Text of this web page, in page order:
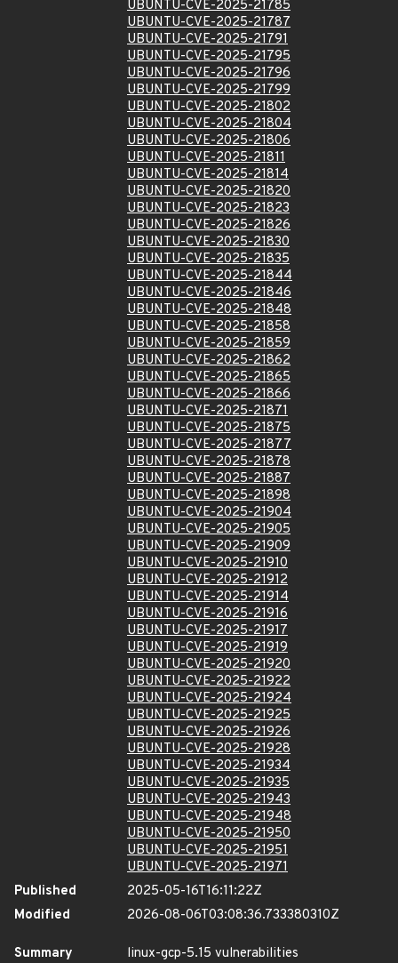
UBUNTU-CVE-2025-21785
UBUNTU-CVE-2025-21787
UBUNTU-CVE-2025-21791
UBUNTU-CVE-2025-21795
UBUNTU-CVE-2025-21796
UBUNTU-CVE-2025-21799
UBUNTU-CVE-2025-21802
UBUNTU-CVE-2025-21804
UBUNTU-CVE-2025-21806
UBUNTU-CVE-2025-21811
UBUNTU-CVE-2025-21814
UBUNTU-CVE-2025-21820
UBUNTU-CVE-2025-21823
UBUNTU-CVE-2025-21826
UBUNTU-CVE-2025-21830
UBUNTU-CVE-2025-21835
UBUNTU-CVE-2025-21844
UBUNTU-CVE-2025-21846
UBUNTU-CVE-2025-21848
UBUNTU-CVE-2025-21858
UBUNTU-CVE-2025-21859
UBUNTU-CVE-2025-21862
UBUNTU-CVE-2025-21865
UBUNTU-CVE-2025-21866
UBUNTU-CVE-2025-21871
UBUNTU-CVE-2025-21875
UBUNTU-CVE-2025-21877
UBUNTU-CVE-2025-21878
UBUNTU-CVE-2025-21887
UBUNTU-CVE-2025-21898
UBUNTU-CVE-2025-21904
UBUNTU-CVE-2025-21905
UBUNTU-CVE-2025-21909
UBUNTU-CVE-2025-21910
UBUNTU-CVE-2025-21912
UBUNTU-CVE-2025-21914
UBUNTU-CVE-2025-21916
UBUNTU-CVE-2025-21917
UBUNTU-CVE-2025-21919
UBUNTU-CVE-2025-21920
UBUNTU-CVE-2025-21922
UBUNTU-CVE-2025-21924
UBUNTU-CVE-2025-21925
UBUNTU-CVE-2025-21926
UBUNTU-CVE-2025-21928
UBUNTU-CVE-2025-21934
UBUNTU-CVE-2025-21935
UBUNTU-CVE-2025-21943
UBUNTU-CVE-2025-21948
UBUNTU-CVE-2025-21950
UBUNTU-CVE-2025-21951
UBUNTU-CVE-2025-21971
Published
2025-05-16T16:11:22Z
Modified
2026-08-06T03:08:36.733380310Z
Summary
linux-gcp-5.15 vulnerabilities